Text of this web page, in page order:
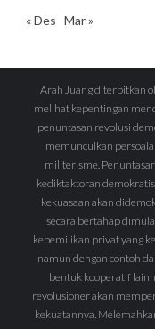
« Des Mar »
Arah Juang diterbitkan
melihat kepentingan
penuntasan revolusi
memunculkan
militerisme.
kediktaktoran
kekuasaan akan
secara bertahap
kepemilikan privat yang
namun dengan contoh
bentuk kooperatif
revolusioner akan
kekuatannya.